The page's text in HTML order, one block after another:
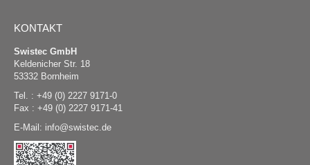
KONTAKT
Swistec GmbH
Keldenicher Str. 18
53332 Bornheim
Tel. : +49 (0) 2227 9171-0
Fax : +49 (0) 2227 9171-41
E-Mail:
@swistec.de